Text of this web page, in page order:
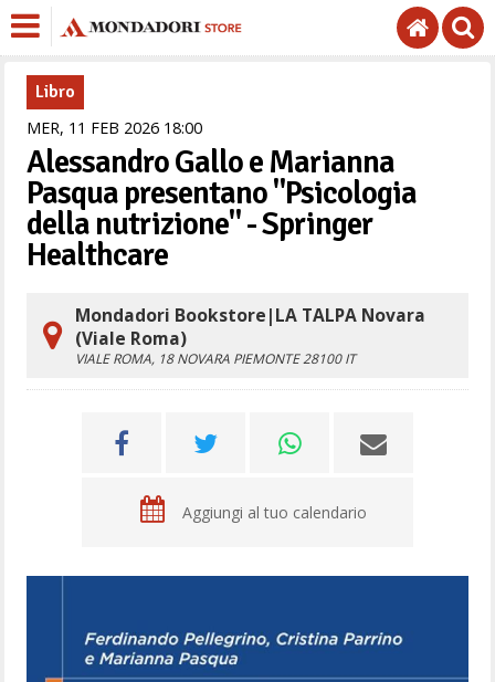
Libro
MER, 11 FEB 2026 1800
Alessandro Gallo e Marianna
Pasqua presentano "Psicologia
della nutrizione" - Springer
Healthcare
Mondadori Bookstore|LA TALPA Novara
(Viale Roma)
VIALE ROMA, 18NOVARA PIEMONTE28100 IT
Aggiungi al tuo calendario